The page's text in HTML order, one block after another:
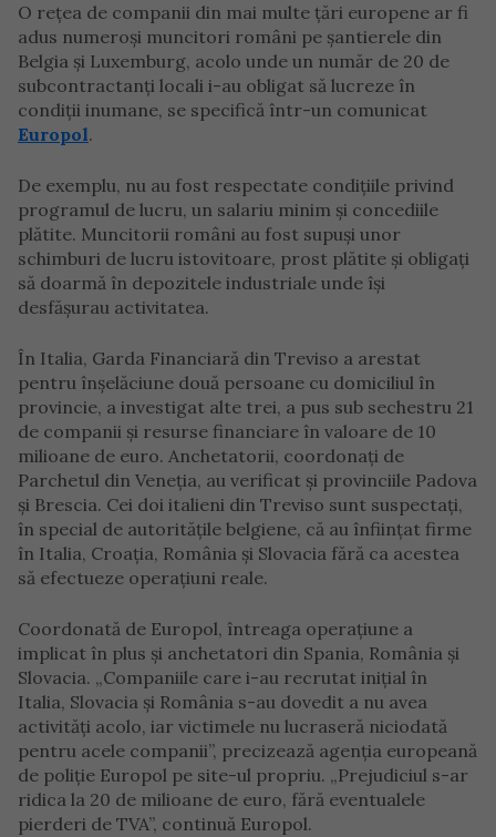
O rețea de companii din mai multe țări europene ar fi
adus numeroși muncitori români pe șantierele din
Belgia și Luxemburg, acolo unde un număr de 20 de
subcontractanți locali i-au obligat să lucreze în
condiții inumane, se specifică într-un comunicat
Europol.
De exemplu, nu au fost respectate condițiile privind
programul de lucru, un salariu minim și concediile
plătite. Muncitorii români au fost supuși unor
schimburi de lucru istovitoare, prost plătite și obligați
să doarmă în depozitele industriale unde își
desfășurau activitatea.
În Italia, Garda Financiară din Treviso a arestat
pentru înșelăciune două persoane cu domiciliul în
provincie, a investigat alte trei, a pus sub sechestru 21
de companii și resurse financiare în valoare de 10
milioane de euro. Anchetatorii, coordonați de
Parchetul din Veneția, au verificat și provinciile Padova
și Brescia. Cei doi italieni din Treviso sunt suspectați,
în special de autoritățile belgiene, că au înființat firme
în Italia, Croația, România și Slovacia fără ca acestea
să efectueze operațiuni reale.
Coordonată de Europol, întreaga operațiune a
implicat în plus și anchetatori din Spania, România și
Slovacia. „Companiile care i-au recrutat inițial în
Italia, Slovacia și România s-au dovedit a nu avea
activități acolo, iar victimele nu lucraseră niciodată
pentru acele companii”, precizează agenția europeană
de poliție Europol pe site-ul propriu. „Prejudiciul s-ar
ridica la 20 de milioane de euro, fără eventualele
pierderi de TVA”, continuă Europol.